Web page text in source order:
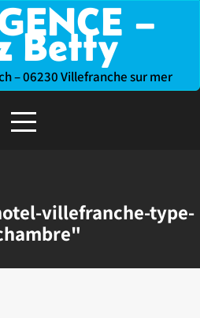
–
Betty
– 06230 Villefranche sur mer
villefranche-type-